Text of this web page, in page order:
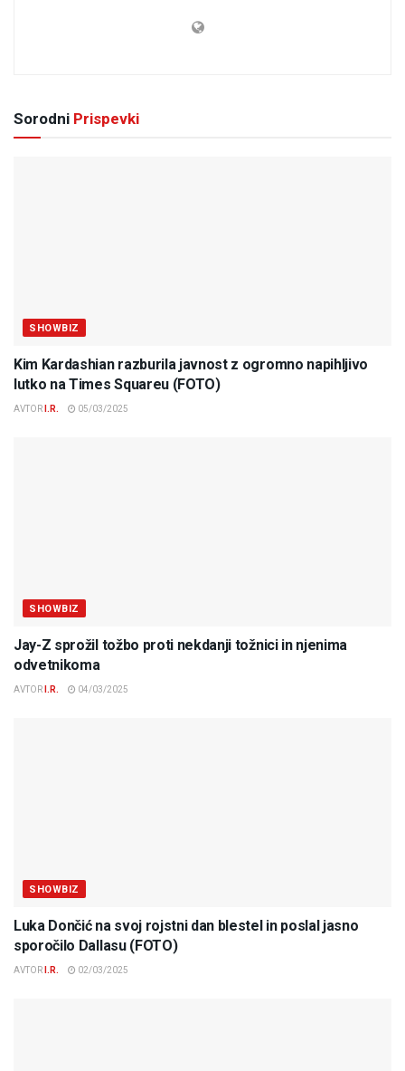
Sorodni Prispevki
SHOWBIZ
Kim Kardashian razburila javnost z ogromno napihljivo
lutko na Times Squareu (FOTO)
AVTOR I.R. 05/03/2025
SHOWBIZ
Jay-Z sprožil tožbo proti nekdanji tožnici in njenima
odvetnikoma
AVTOR I.R. 04/03/2025
SHOWBIZ
Luka Dončić na svoj rojstni dan blestel in poslal jasno
sporočilo Dallasu (FOTO)
AVTOR I.R. 02/03/2025